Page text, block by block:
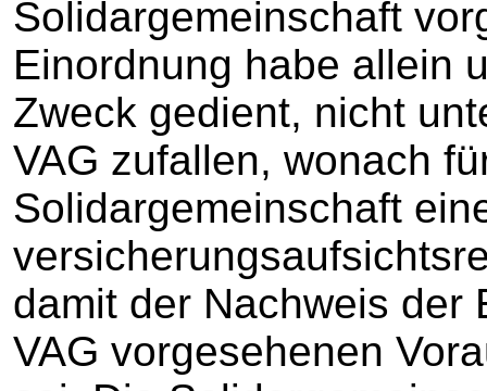
Solidargemeinschaft
Einordnung habe allein
Zweck gedient, nicht
VAG zufallen, wonach
Solidargemeinschaft
damit der Nachweis der
VAG vorgesehenen